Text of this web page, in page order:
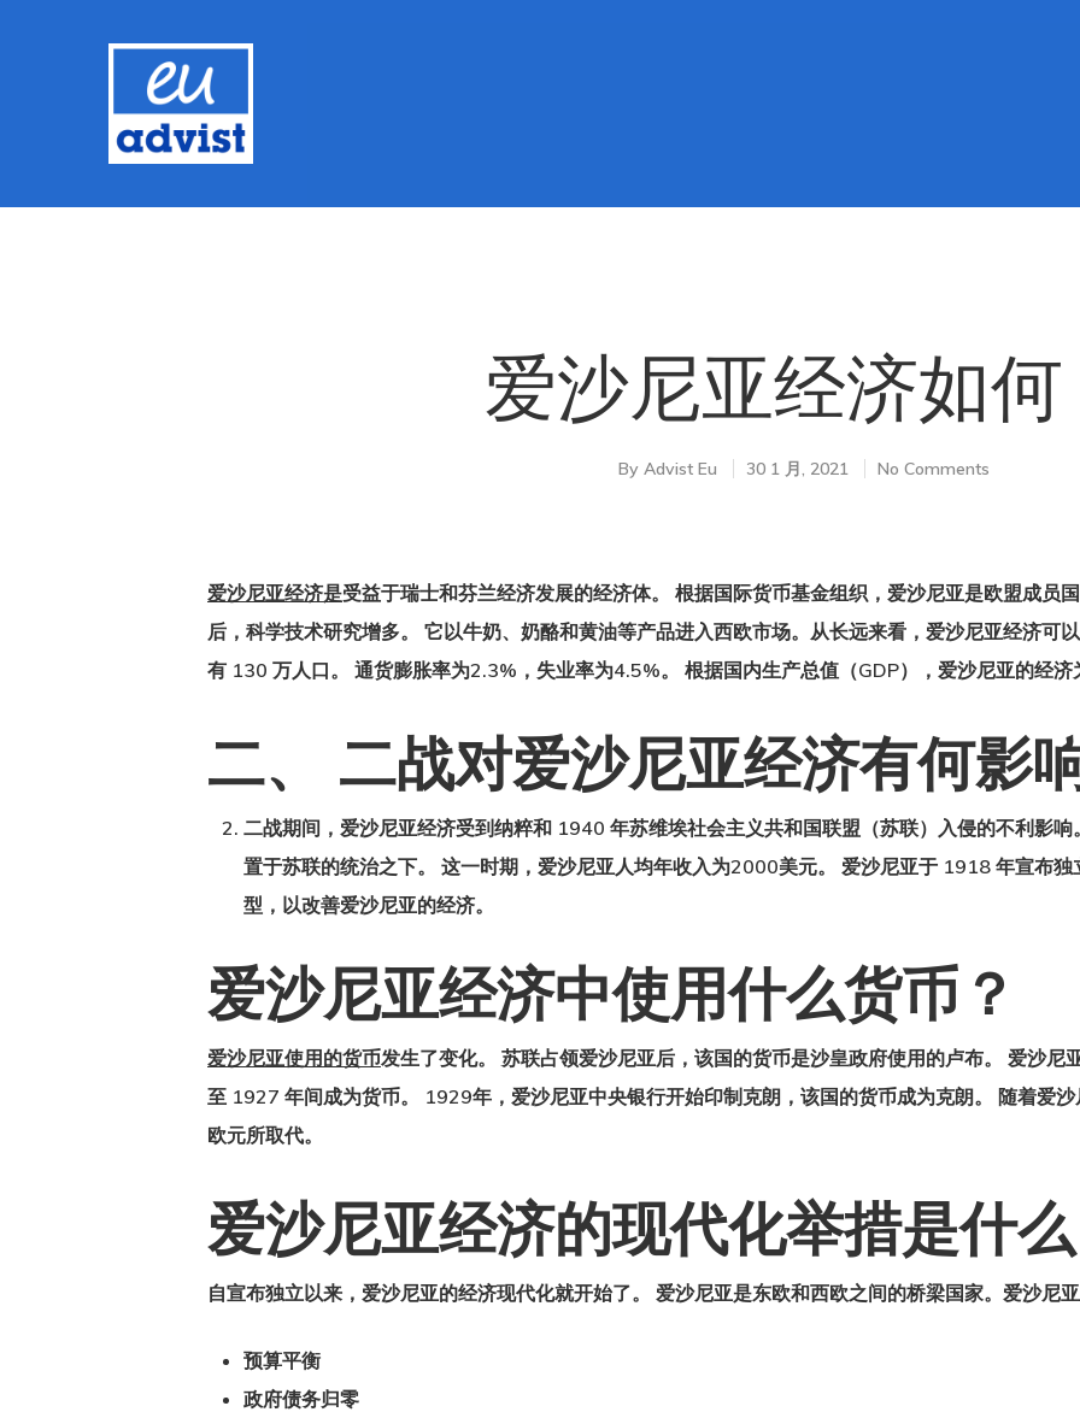
Hit enter to search or ESC to close
爱沙尼亚经济如
By Advist Eu 30 1 月, 2021 No Comments
爱沙尼亚经济是受益于瑞士和芬兰经济发展的经济体。 根据国际货币基金组织，爱沙尼亚是欧盟成员
后，科学技术研究增多。 它以牛奶、奶酪和黄油等产品进入西欧市场。从长远来看， 爱沙尼亚经济可
有 130 万人口。 通货膨胀率为2.3%，失业率为4.5%。 根据国内生产总值（GDP），爱沙尼亚的经
二、 二战对爱沙尼亚经济有何影
二战期间，爱沙尼亚经济受到纳粹和 1940 年苏维埃社会主义共和国联盟（苏联）入侵的不利影
置于苏联的统治之下。 这一时期，爱沙尼亚人均年收入为2000美元。 爱沙尼亚于 1918 年宣布
型，以改善爱沙尼亚的经济。
爱沙尼亚经济中使用什么货币？
爱沙尼亚使用的货币发生了变化。 苏联占领爱沙尼亚后，该国的货币是沙皇政府使用的卢布。 爱沙
至 1927 年间成为货币。 1929年，爱沙尼亚中央银行开始印制克朗，该国的货币成为克朗。 随着爱
欧元所取代。
爱沙尼亚经济的现代化举措是什
自宣布独立以来， 爱沙尼亚的经济现代化就开始了。 爱沙尼亚是东欧和西欧之间的桥梁国家。 爱沙尼
预算平衡
政府债务归零